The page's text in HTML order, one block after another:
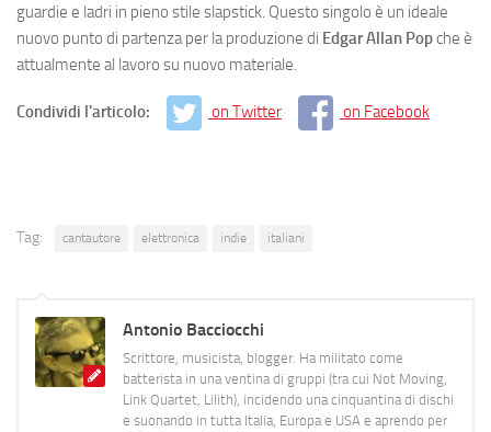
guardie e ladri in pieno stile slapstick. Questo singolo è un ideale
nuovo punto di partenza per la produzione di Edgar Allan Popche è
attualmente al lavoro su nuovo materiale.
Condividi l'articolo: on Twitter on Facebook
Tag: cantautore elettronica indie italiani
Antonio Bacciocchi
Scrittore, musicista, blogger. Ha militato come
batterista in una ventina di gruppi (tra cui Not Moving,
Link Quartet, Lilith), incidendo una cinquantina di dischi
e suonando in tutta Italia, Europa e USA e aprendo per